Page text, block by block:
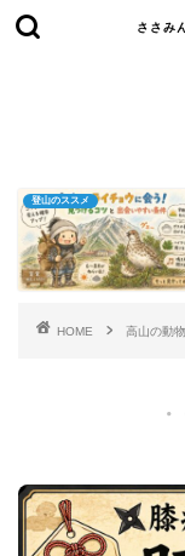
ささみ
登山のススメ
HOME 高山の動物